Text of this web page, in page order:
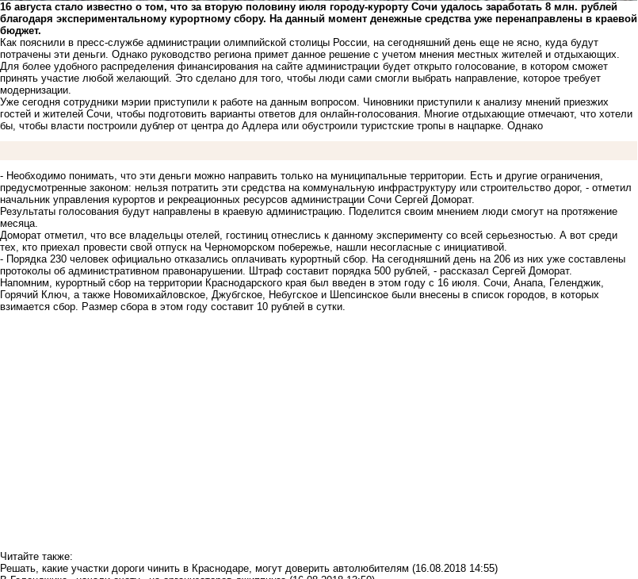
16 августа стало известно о том, что за вторую половину июля городу-курорту Сочи удалось заработать 8 млн. рублей
благодаря экспериментальному курортному сбору. На данный момент денежные средства уже перенаправлены в краевой
бюджет.
Как пояснили в пресс-службе администрации олимпийской столицы России, на сегодняшний день еще не ясно, куда будут
потрачены эти деньги. Однако руководство региона примет данное решение с учетом мнения местных жителей и отдыхающих.
Для более удобного распределения финансирования на сайте администрации будет открыто голосование, в котором сможет
принять участие любой желающий. Это сделано для того, чтобы люди сами смогли выбрать направление, которое требует
модернизации.
Уже сегодня сотрудники мэрии приступили к работе на данным вопросом. Чиновники приступили к анализу мнений приезжих
гостей и жителей Сочи, чтобы подготовить варианты ответов для онлайн-голосования. Многие отдыхающие отмечают, что хотели
бы, чтобы власти построили дублер от центра до Адлера или обустроили туристские тропы в нацпарке. Однако
- Необходимо понимать, что эти деньги можно направить только на муниципальные территории. Есть и другие ограничения,
предусмотренные законом: нельзя потратить эти средства на коммунальную инфраструктуру или строительство дорог, - отметил
начальник управления курортов и рекреационных ресурсов администрации Сочи Сергей Доморат.
Результаты голосования будут направлены в краевую администрацию. Поделится своим мнением люди смогут на протяжение
месяца.
Доморат отметил, что все владельцы отелей, гостиниц отнеслись к данному эксперименту со всей серьезностью. А вот среди
тех, кто приехал провести свой отпуск на Черноморском побережье, нашли несогласные с инициативой.
- Порядка 230 человек официально отказались оплачивать курортный сбор. На сегодняшний день на 206 из них уже составлены
протоколы об административном правонарушении. Штраф составит порядка 500 рублей, - рассказал Сергей Доморат.
Напомним, курортный сбор на территории Краснодарского края был введен в этом году с 16 июля. Сочи, Анапа, Геленджик,
Горячий Ключ, а также Новомихайловское, Джубгское, Небугское и Шепсинское были внесены в список городов, в которых
взимается сбор. Размер сбора в этом году составит 10 рублей в сутки.
Читайте также:
Решать, какие участки дороги чинить в Краснодаре, могут доверить автолюбителям (16.08.2018 14:55)